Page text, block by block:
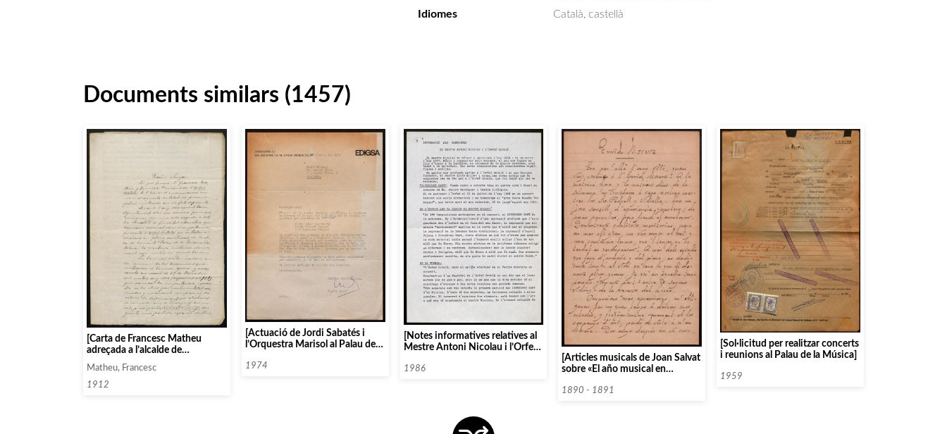
Idiomes
Català, castellà
Documents similars (1457)
[Carta de Francesc Matheu
adreçada a l’alcalde de
Barcelona]
Matheu, Francesc
1912
[Actuació de Jordi Sabatés i
l’Orquestra Marisol al Palau de la
1974
[Notes informatives relatives al
Mestre Antoni Nicolau i l’Orfeó
1986
[Articles musicals de Joan Salvat
sobre «El año musical en
1890 - 1891
[Sol·licitud per realitzar concerts
i reunions al Palau de la Música]
1959